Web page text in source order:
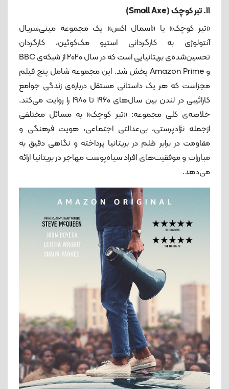
11. تبر کوچک (Small Axe)
«تبر کوچک» یا «اسمال اکس» یک مجموعه مینی‌سریال
آنتولوژی به کارگردانی استیو مک‌کوئین، کارگردان
تحسین‌شده‌ی بریتانیایی است که در سال ۲۰۲۰ از شبکه‌ی BBC
و Amazon Prime پخش شد. این مجموعه شامل پنج فیلم
مجزاست که هر یک داستانی مستقل درباره‌ی زندگی جوامع
کارائیبی در لندن بین سال‌های ۱۹۶۰ تا ۱۹۸۰ را روایت می‌کند.
خلاصه‌ی کلی مجموعه: «تبر کوچک» به مسائل مختلفی
ازجمله نژادپرستی، بی‌عدالتی اجتماعی، هویت فرهنگی و
مقاومت در برابر ظلم در بریتانیا پرداخته و نگاهی دقیق به
مبارزات و موفقیت‌های افراد سیاه‌پوست مهاجر در بریتانیا ارائه
می‌دهد.